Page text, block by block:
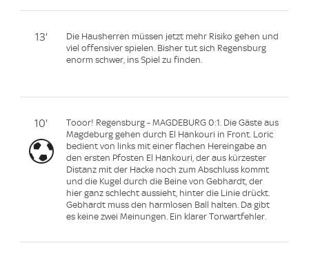
13'
Die Hausherren müssen jetzt mehr Risiko gehen und
viel offensiver spielen. Bisher tut sich Regensburg
enorm schwer, ins Spiel zu finden.
10'
Tooor! Regensburg - MAGDEBURG 0:1. Die Gäste aus
Magdeburg gehen durch El Hankouri in Front. Loric
bedient von links mit einer flachen Hereingabe an
den ersten Pfosten El Hankouri, der aus kürzester
Distanz mit der Hacke noch zum Abschluss kommt
und die Kugel durch die Beine von Gebhardt, der
hier ganz schlecht aussieht, hinter die Linie drückt.
Gebhardt muss den harmlosen Ball halten. Da gibt
es keine zwei Meinungen. Ein klarer Torwartfehler.